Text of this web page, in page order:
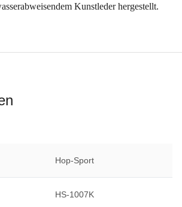
Kunstleder hergestellt.
Hop-Sport
HS-1007K